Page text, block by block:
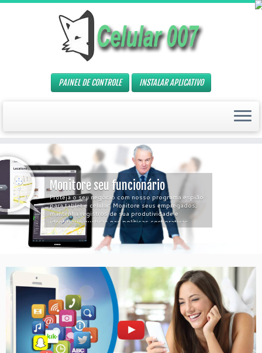
PAINEL DE CONTROLE INSTALAR APLICATIVO
Monitore seu funcionário
Proteja o seu negócio com nosso programa espião
para tablet e celular. Monitore seus empregados,
mantenha registros de sua produtividade e
identifique quebras nas políticas corporativas
rapidamente!